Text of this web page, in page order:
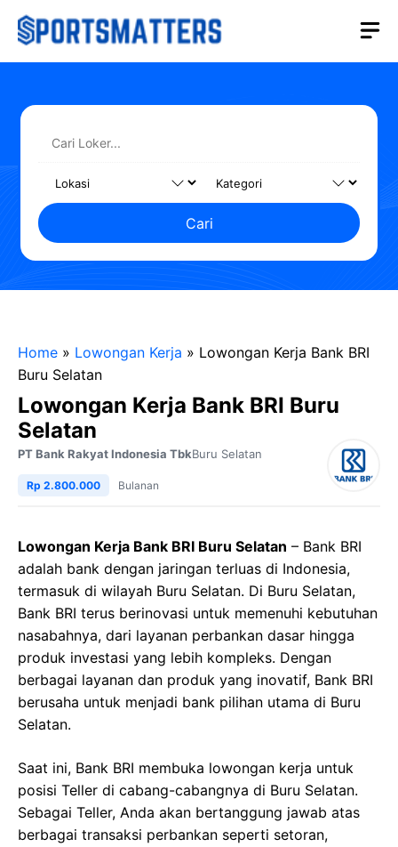
Langsung
Cari
Home » Lowongan Kerja » Lowongan Kerja Bank BRI
Buru Selatan
Lowongan Kerja Bank BRI Buru
Selatan
PT Bank Rakyat Indonesia TbkBuru Selatan
Rp 2.800.000 Bulanan
Lowongan Kerja Bank BRI Buru Selatan – Bank BRI
adalah bank dengan jaringan terluas di Indonesia,
termasuk di wilayah Buru Selatan. Di Buru Selatan,
Bank BRI terus berinovasi untuk memenuhi kebutuhan
nasabahnya, dari layanan perbankan dasar hingga
produk investasi yang lebih kompleks. Dengan
berbagai layanan dan produk yang inovatif, Bank BRI
berusaha untuk menjadi bank pilihan utama di Buru
Selatan.
Saat ini, Bank BRI membuka lowongan kerja untuk
posisi Teller di cabang-cabangnya di Buru Selatan.
Sebagai Teller, Anda akan bertanggung jawab atas
berbagai transaksi perbankan seperti setoran,